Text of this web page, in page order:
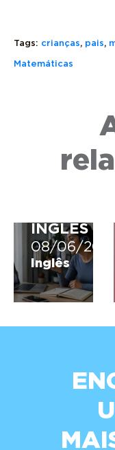
Tags: crianças, pais,
Matemáticas
INGLÊS
08/06/2026
Inglês